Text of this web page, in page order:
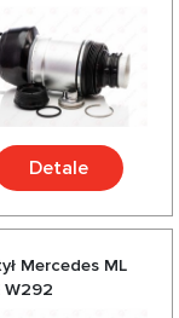
Detale
Mercedes ML
W292